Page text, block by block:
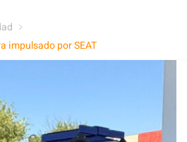
impulsado por SEAT